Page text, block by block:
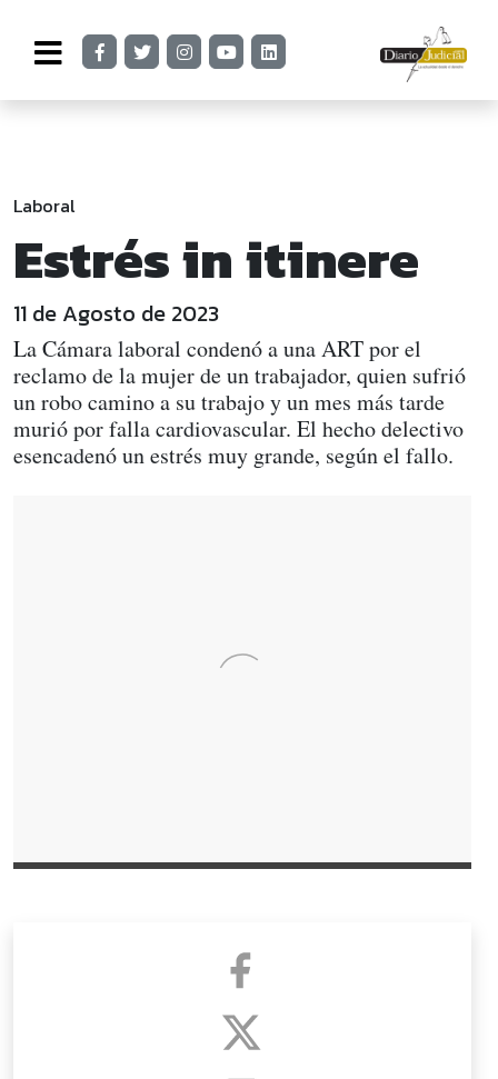
Laboral
Estrés in itinere
11 de Agosto de 2023
La Cámara laboral condenó a una ART por el
reclamo de la mujer de un trabajador, quien sufrió
un robo camino a su trabajo y un mes más tarde
murió por falla cardiovascular. El hecho delectivo
esencadenó un estrés muy grande, según el fallo.